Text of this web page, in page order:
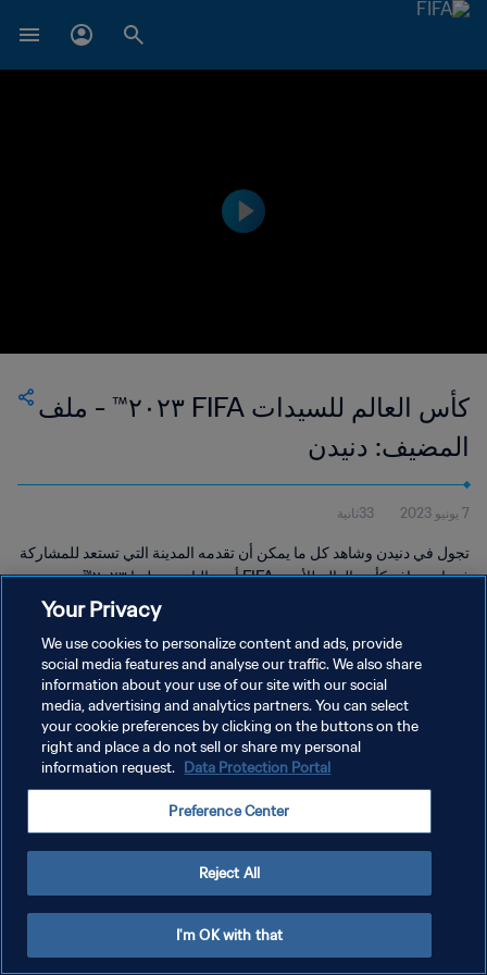
كأس العالم للسيدات FIFA ٢٠٢٣™ - ملف
المضيف: دنيدن
7 يونيو 2023 33ثانية
تجول في دنيدن وشاهد كل ما يمكن أن تقدمه المدينة التي تستعد للمشاركة
في استضافة كأس العالم للأندية FIFA أستراليا ونيوزيلندا ٢٠٢٣™.
سياسة الخصوصية
إدارة تفضيلات ملفات تعريف الارتباط
Your Privacy
We use cookies to personalize content and ads, provide
social media features and analyse our traffic. We also share
information about your use of our site with our social
media, advertising and analytics partners. You can select
your cookie preferences by clicking on the buttons on the
right and place a do not sell or share my personal
information request. Data Protection Portal
Preference Center
Reject All
I'm OK with that